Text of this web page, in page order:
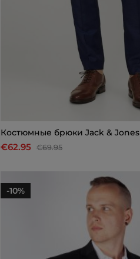
Костюмные брюки Jack & Jones
€62.95 €69.95
-10%